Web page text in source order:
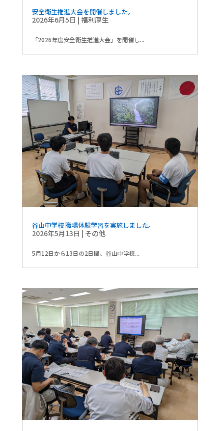
安全衛生推進大会を開催しました。
2026年6月5日 | 福利厚生
「2026年度安全衛生推進大会」を開催し...
谷山中学校 職場体験学習を実施しました。
2026年5月13日 | その他
5月12日から13日の2日間、谷山中学校...